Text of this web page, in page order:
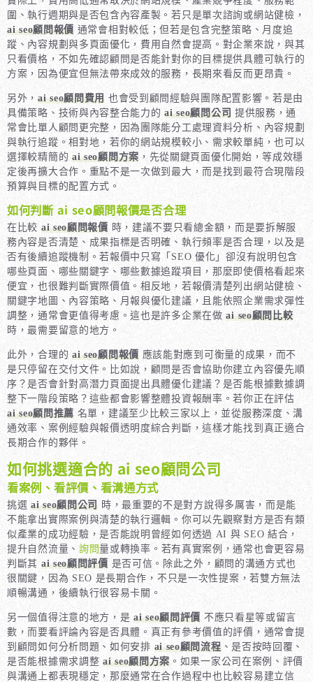
圍、執行週期與是否包含內容產製。若只是單次諮詢或網站健檢，
ai seo顧問報價 通常會相對較低；但若是包含完整策略、月度追
蹤、內容規劃與多頁面優化，費用自然會提高。對企業來說，與其
只看價格，不如先確認顧問是否能針對你的目標提供具體可執行的
方案，因為便宜但無法帶來成效的服務，長期來看反而更昂貴。
另外，ai seo顧問費用 也會受到顧問經驗與團隊配置影響。若是由
具備策略、技術與內容整合能力的ai seo顧問公司 提供服務，通
常會比單人顧問更完整，因為團隊能分工處理資料分析、內容規劃
與執行追蹤。相對地，若你的網站規模較小、需求較單純，也可以
選擇較精簡的 ai seo顧問方案，先從關鍵頁面優化開始，等成效穩
定後再擴大合作。重點不是一次做到最大，而是找到最符合現階段
預算與目標的配置方式。
如何判斷 ai seo顧問報價是否合理
在比較 ai seo顧問報價時，建議不要只看總金額，而是要拆解服
務內容是否清楚、成果指標是否明確、執行頻率是否合理，以及是
否有後續追蹤機制。若報價中只寫「SEO 優化」卻沒有說明包含
哪些頁面、哪些關鍵字、哪些數據追蹤項目，那麼即使價格看起來
便宜，也很難判斷實際價值。相反地，若報價清楚列出網站健檢、
關鍵字地圖、內容策略、月報與優化建議，且能依照企業需求彈性
調整，通常會更值得考慮。這也是許多企業在做ai seo顧問比較
時，最需要留意的地方。
此外，合理的 ai seo顧問報價應該能對應到可衡量的成果，而不
是只停留在交付文件。比如說，顧問是否會協助你建立內容優先順
序？是否會針對高潛力頁面提出具體優化建議？是否能根據數據調
整下一階段策略？這些都會影響整體投資報酬率。若你正在評估
ai seo顧問推薦 名單，建議至少比較三家以上，並從服務深度、溝
通效率、案例經驗與報價透明度綜合判斷，這樣才能找到真正適合
長期合作的夥伴。
如何挑選適合的 ai seo顧問公司
看案例、看評價、看溝通方式
挑選ai seo顧問公司 時，最重要的不是對方說得多厲害，而是能
不能拿出實際案例與清楚的執行邏輯。你可以先觀察對方是否有類
似產業的成功經驗，是否能說明曾經如何透過 AI 與 SEO 結合，
提升自然流量、詢問量或轉換率。若有真實案例，通常也會更容易
判斷其 ai seo顧問評價是否可信。除此之外，顧問的溝通方式也
很關鍵，因為 SEO 是長期合作，不只是一次性提案，若雙方無法
順暢溝通，後續執行很容易卡關。
另一個值得注意的地方，是ai seo顧問評價 不應只看星等或留言
數，而要看評論內容是否具體。真正有參考價值的評價，通常會提
到顧問如何分析問題、如何安排 ai seo顧問流程、是否按時回覆、
是否能根據需求調整 ai seo顧問方案 。如果一家公司在案例、評價
與溝通上都表現穩定，那麼通常在合作過程中也比較容易建立信